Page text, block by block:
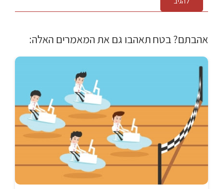
אהבתם? בטח תאהבו גם את המאמרים האלה: